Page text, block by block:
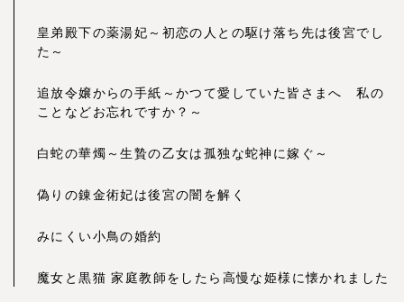
皇弟殿下の薬湯妃～初恋の人との駆け落ち先は後宮でし
た～
追放令嬢からの手紙～かつて愛していた皆さまへ 私の
ことなどお忘れですか？～
白蛇の華燭～生贄の乙女は孤独な蛇神に嫁ぐ～
偽りの錬金術妃は後宮の闇を解く
みにくい小鳥の婚約
魔女と黒猫 家庭教師をしたら高慢な姫様に懐かれました